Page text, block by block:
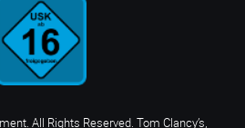
All Rights Reserved. Tom Clancy’s,